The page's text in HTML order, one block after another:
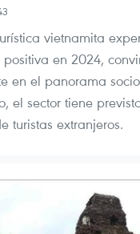
vietnamita
en 2024,
en el panorama
el sector tiene
turistas extranjeros.